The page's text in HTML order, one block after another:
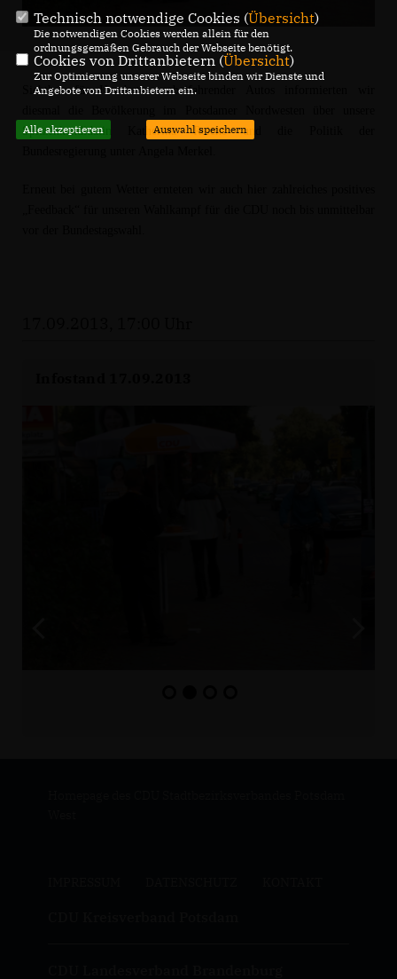
Sichtbar für Hunderte vorbeifahrender Autos informierten wir
Spitzenkandidatin Katherina Reiche und die Politik der
Technisch notwendige Cookies (Übersicht)
Die notwendigen Cookies werden allein für den
ordnungsgemäßen Gebrauch der Webseite benötigt.
Cookies von Drittanbietern (Übersicht)
Zur Optimierung unserer Webseite binden wir Dienste und
Angebote von Drittanbietern ein.
Alle akzeptieren Auswahl speichern